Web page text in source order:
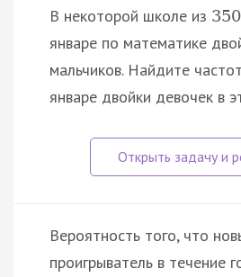
В некоторой школе из 350
январе по математике
мальчиков. Найдите
январе двойки девочек в
Вероятность того, что
проигрыватель в течение